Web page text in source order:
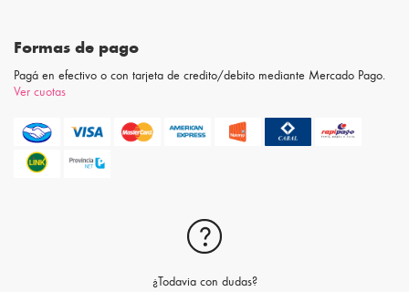
Formas de pago
Pagá en efectivo o con tarjeta de credito/debito mediante Mercado Pago.
Ver cuotas
¿Todavia con dudas?